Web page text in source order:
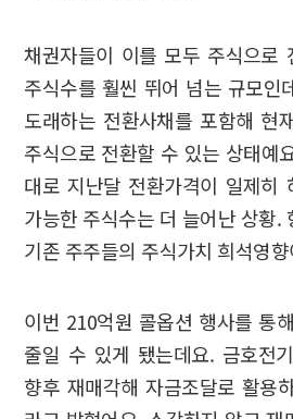
채권자들이 이를 모두 주식으로
주식수를 훨씬 뛰어 넘는 규모인
도래하는 전환사채를 포함해 현
주식으로 전환할 수 있는 상태예
대로 지난달 전환가격이 일제히
가능한 주식수는 더 늘어난 상황.
기존 주주들의 주식가치 희석영
이번 210억원 콜옵션 행사를 통
줄일 수 있게 됐는데요. 금호전
향후 재매각해 자금조달로 활용